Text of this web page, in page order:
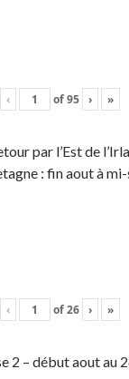
‹ of95 › »
par l’Est de
: fin aout à
‹ of26 › »
2 – début aout au